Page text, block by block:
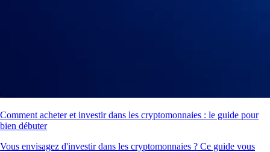
Comment acheter et investir dans les cryptomonnaies : le guide pour
bien débuter
Vous envisagez d'investir dans les cryptomonnaies ? Ce guide vous